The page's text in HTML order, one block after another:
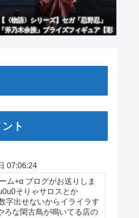
【〈物語〉シリーズ】セガ「忍野忍」
「斧乃木余接」プライズフィギュア【彩
ト
07:06:24
ム+α ブログがお送りしま
そりゃサロスとか
字出せないからイライラす
ろな閑古鳥が鳴いてる店の